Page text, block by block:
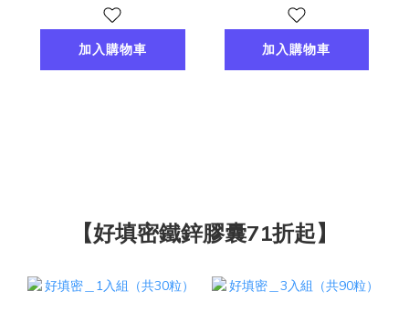
加入購物車 加入購物車
【好填密鐵鋅膠囊71折起】